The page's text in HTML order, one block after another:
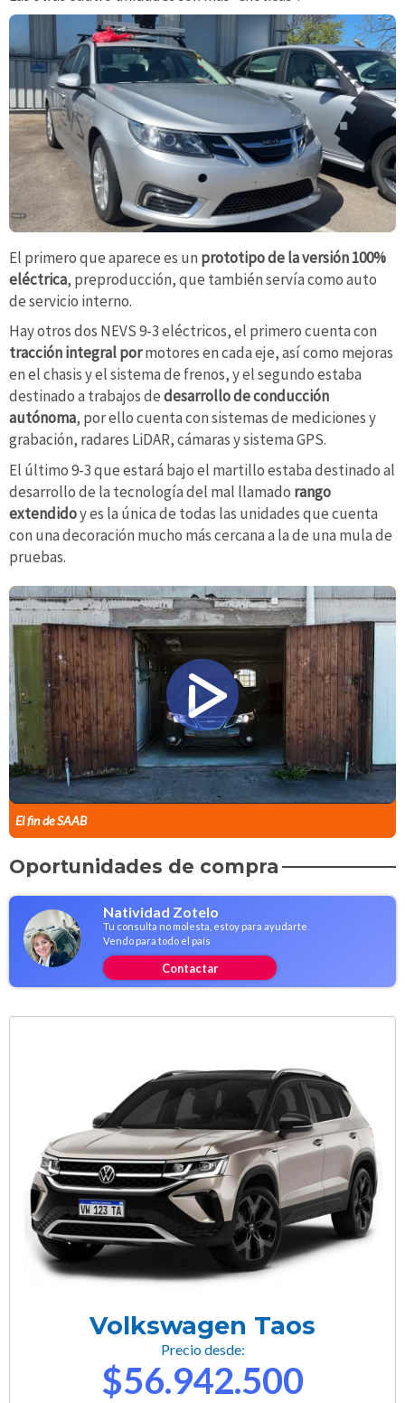
El primero que aparece es un prototipo de la versión 100%
eléctrica, preproducción, que también servía como auto
de servicio interno.
Hay otros dos NEVS 9-3 eléctricos, el primero cuenta con
tracción integral pormotores en cada eje, así como mejoras
en el chasis y el sistema de frenos, y el segundo estaba
destinado a trabajos dedesarrollo de conducción
autónoma, por ello cuenta con sistemas de mediciones y
grabación, radares LiDAR, cámaras y sistema GPS.
El último 9-3 que estará bajo el martillo estaba destinado al
desarrollo de la tecnología del mal llamado rango
extendidoy es la única de todas las unidades que cuenta
con una decoración mucho más cercana a la de una mula de
pruebas.
El fin de SAAB
Oportunidades de compra
Natividad Zotelo
Tu consulta no molesta, estoy para ayudarte
Vendo para todo el país
Contactar
Volkswagen Taos
Precio desde:
$56.942.500